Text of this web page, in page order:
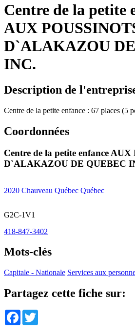
Centre de la petite
AUX
D`ALAKAZOU
INC.
Description de
Centre de la petite enfance : 67 places (5
Coordonnées
Centre de la petite enfance
D`ALAKAZOU DE QUEBEC
2020 Chauveau Québec Québec
G2C-1V1
418-847-3402
Mots-clés
Capitale - Nationale Services aux
Partagez cette fiche sur:
Facebook